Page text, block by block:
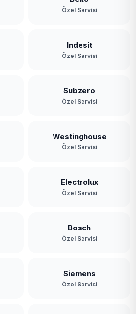
Özel Servisi
Indesit
Özel Servisi
Subzero
Özel Servisi
Westinghouse
Özel Servisi
Electrolux
Özel Servisi
Bosch
Özel Servisi
Siemens
Özel Servisi